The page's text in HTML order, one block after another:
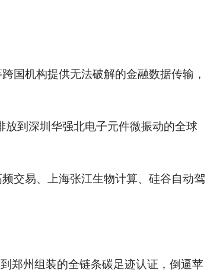
国机构提供无法破解的金融数据传输，
到深圳华强北电子元件微振动的全球
交易、上海张江生物计算、硅谷自动驾
郑州组装的全链条碳足迹认证，倒逼苹